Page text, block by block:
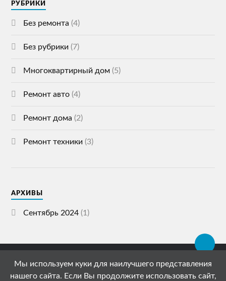
РУБРИКИ
Без ремонта (4)
Без рубрики (7)
Многоквартирный дом (5)
Ремонт авто (4)
Ремонт дома (2)
Ремонт техники (3)
АРХИВЫ
Сентябрь 2024 (1)
© 2026СПЕЦСТРОЙ ГАЗЕТА
АДРЕС: 119072, РОССИЯ, МОСКВА,
Мы используем куки для наилучшего представления
нашего сайта. Если Вы продолжите использовать сайт,